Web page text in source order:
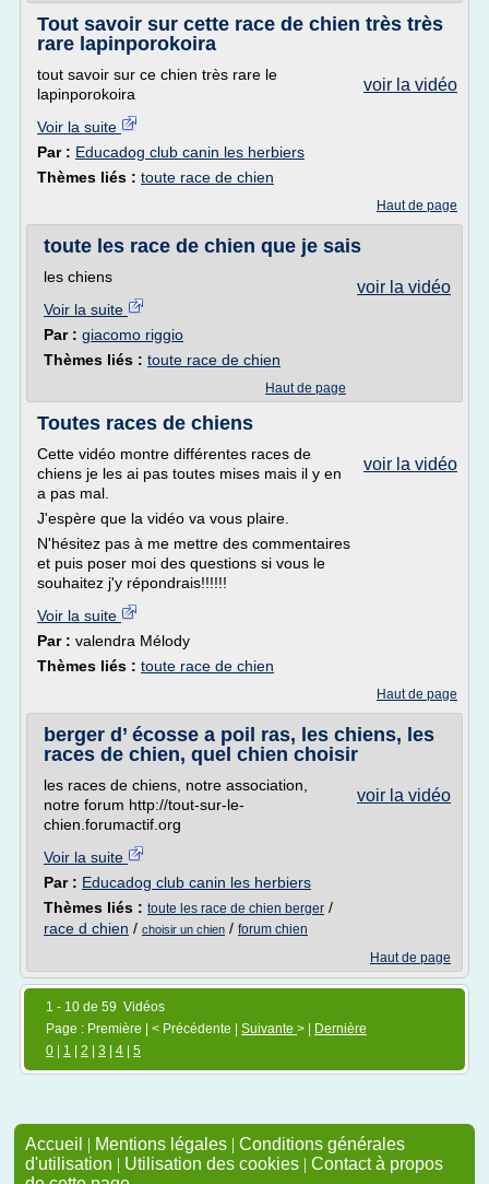
Tout savoir sur cette race de chien très très
rare lapinporokoira
voir la vidéo
tout savoir sur ce chien très rare le
lapinporokoira
Voir la suite
Par : Educadog club canin les herbiers
Thèmes liés : toute race de chien
Haut de page
toute les race de chien que je sais
voir la vidéo
les chiens
Voir la suite
Par : giacomo riggio
Thèmes liés : toute race de chien
Haut de page
Toutes races de chiens
voir la vidéo
Cette vidéo montre différentes races de
chiens je les ai pas toutes mises mais il y en
a pas mal.
J'espère que la vidéo va vous plaire.
N'hésitez pas à me mettre des commentaires
et puis poser moi des questions si vous le
souhaitez j'y répondrais!!!!!!
Voir la suite
Par : valendra Mélody
Thèmes liés : toute race de chien
Haut de page
berger d’ écosse a poil ras, les chiens, les
races de chien, quel chien choisir
voir la vidéo
les races de chiens, notre association,
notre forum http://tout-sur-le-
chien.forumactif.org
Voir la suite
Par : Educadog club canin les herbiers
Thèmes liés : toute les race de chien berger /
race d chien / choisir un chien / forum chien
Haut de page
1 - 10 de 59 Vidéos
Page : Première | < Précédente | Suivante > |
Dernière
0
1 2 3 4 5
Accueil | Mentions légales | Conditions générales
d'utilisation | Utilisation des cookies | Contact à propos